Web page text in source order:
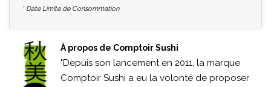
* Date Limite de Consommation
À propos de Comptoir Sushi
"Depuis son lancement en 2011, la marque
Comptoir Sushi a eu la volonté de proposer